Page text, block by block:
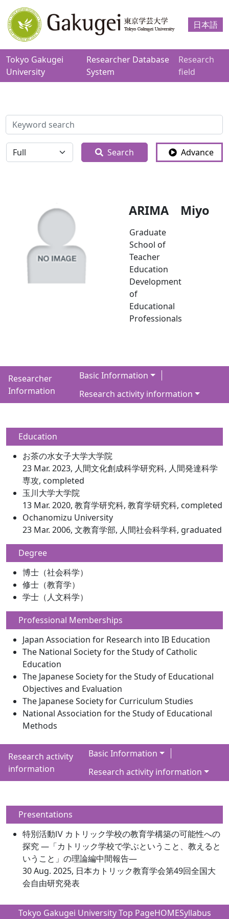
日本語
Tokyo Gakugei
University
Researcher Database
System
Research
field
検索
全体 Search Advance
ARIMA Miyo
Graduate
School of
Teacher
Education
Development
of
Educational
Professionals
Researcher
Information
Basic Information
Research activity information
Education
お茶の水女子大学大学院
23 Mar. 2023, 人間文化創成科学研究科, 人間発達科学
専攻, completed
玉川大学大学院
13 Mar. 2020, 教育学研究科, 教育学研究科, completed
Ochanomizu University
23 Mar. 2006, 文教育学部, 人間社会科学科, graduated
Degree
博士（社会科学）
修士（教育学）
学士（人文科学）
Professional Memberships
Japan Association for Research into IB Education
The National Society for the Study of Catholic
Education
The Japanese Society for the Study of Educational
Objectives and Evaluation
The Japanese Society for Curriculum Studies
National Association for the Study of Educational
Methods
Research activity
information
Basic Information
Research activity information
Presentations
特別活動Ⅳ カトリック学校の教育学構築の可能性への
探究 ―「カトリック学校で学ぶということ、教えると
いうこと」の理論編中間報告―
30 Aug. 2025, 日本カトリック教育学会第49回全国大
会自由研究発表
Tokyo Gakugei University Top PageHOMESyllabus